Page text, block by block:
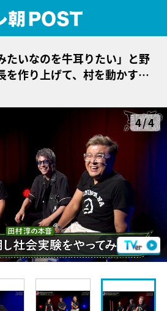
たいなのを牛耳りたい」と野
作り上げて、村を動かす社
4/4